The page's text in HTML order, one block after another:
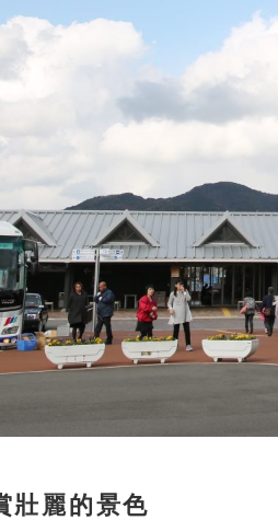
壯麗的景色